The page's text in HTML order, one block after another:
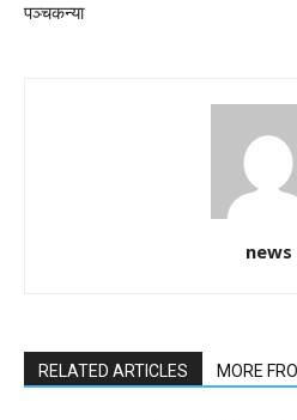
पञ्चकन्या
news
RELATED ARTICLES MORE